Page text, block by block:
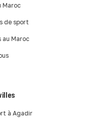
Maroc
de sport
Maroc
à Agadir